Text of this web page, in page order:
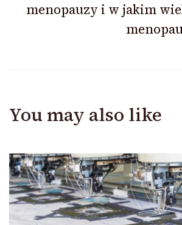
menopauzy i w jakim
You may also like